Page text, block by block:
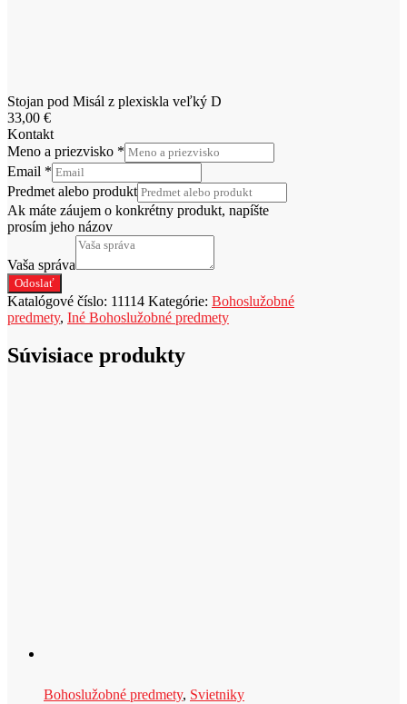
Stojan pod Misál z plexiskla veľký D
33,00 €
Kontakt
Meno a priezvisko *
Email *
Predmet alebo produkt
Ak máte záujem o konkrétny produkt, napíšte
prosím jeho názov
Vaša správa
Odoslať
Katalógové číslo: 11114 Kategórie: Bohoslužobné
predmety, Iné Bohoslužobné predmety
Súvisiace produkty
Bohoslužobné predmety, Svietniky